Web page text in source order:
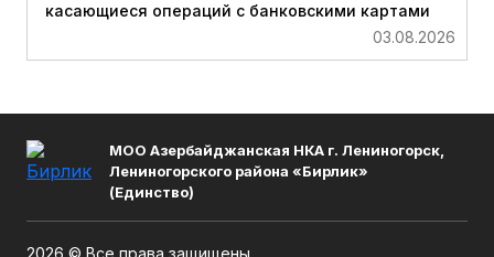
касающиеся операций с банковскими картами
03.08.2026
МОО Азербайджанская НКА г. Лениногорск,
Лениногорского района «Бирлик»
(Единство)
2026 © Все права защищены